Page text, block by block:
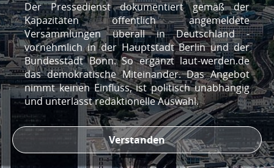
Für eine noch bessere Nutzungserfahrung gibt es
eine App für Android-Geräte.
Ja, installieren Nein, danke
Der Pressedienst dokumentiert gemäß der
Kapazitäten öffentlich angemeldete
Versammlungen überall in Deutschland -
vornehmlich in der Hauptstadt Berlin und der
Bundesstadt Bonn. So ergänzt laut-werden.de
das demokratische Miteinander. Das Angebot
nimmt keinen Einfluss, ist politisch unabhängig
und unterlässt redaktionelle Auswahl.
Verstanden
persönliche Postfach.
Der Pressedienst generiert regelmäßig eine E-Mail für alle Interessierten und zeigt
darin die neuesten Versammlungen auf. Bei Interesse die eigene Adresse
hinterlassen und zukünftig informiert werden.